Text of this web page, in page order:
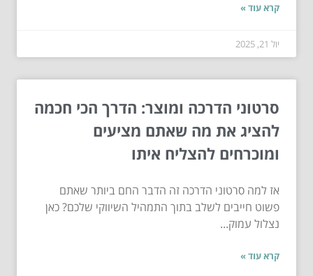
קרא עוד »
יול 21, 2025
סרטוני הדרכה ומוצר: הדרך הכי חכמה
להציג את מה שאתם מציעים
ומוכרחים להצליח איתו
אז למה סרטוני הדרכה זה הדבר החם ביותר שאתם
פשוט חייבים לשלב בתוך התמהיל השיווקי שלכם? כאן
נצלול עמוק...
קרא עוד »